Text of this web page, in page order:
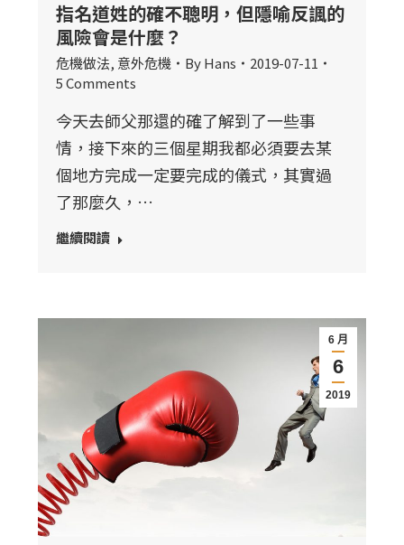
指名道姓的確不聰明，但隱喻反諷的
風險會是什麼？
危機做法, 意外危機 ByHans
2019-07-11
5 Comments
今天去師父那還的確了解到了一些事
情，接下來的三個星期我都必須要去某
個地方完成一定要完成的儀式，其實過
了那麼久，…
繼續閱讀
6 月
6
2019